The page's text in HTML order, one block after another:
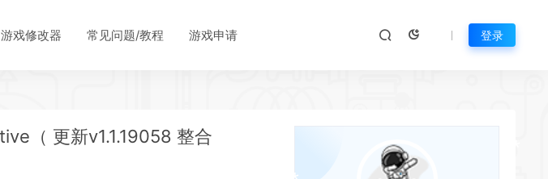
游戏修改器 常见问题/教程 游戏申请 登录
（ 更新v1.1.19058 整合